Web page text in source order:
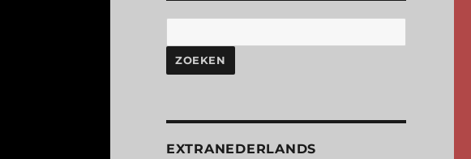
ZOEKEN
EXTRANEDERLANDS